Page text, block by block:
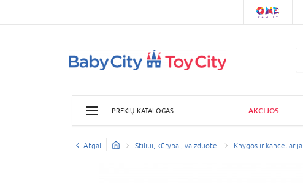
PREKIŲ KATALOGAS AKCIJOS
Atgal Stiliui, kūrybai, vaizduotei Knygos ir kanceliarija